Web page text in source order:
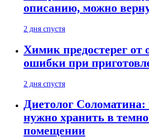
описанию, можно
2 дня спустя
Химик предостерег от
ошибки при
2 дня спустя
Диетолог Соломатина:
нужно хранить в
помещении